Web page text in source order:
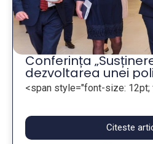
Conferința
dezvoltarea unei
eficiente care
locale și regionale
<span style="font-size: 12pt;
Citeste